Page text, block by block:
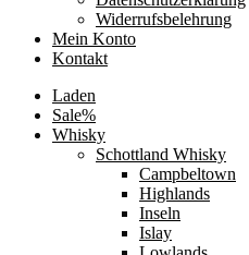
Widerrufsbelehrung
Mein Konto
Kontakt
Laden
Sale%
Whisky
Schottland Whisky
Campbeltown
Highlands
Inseln
Islay